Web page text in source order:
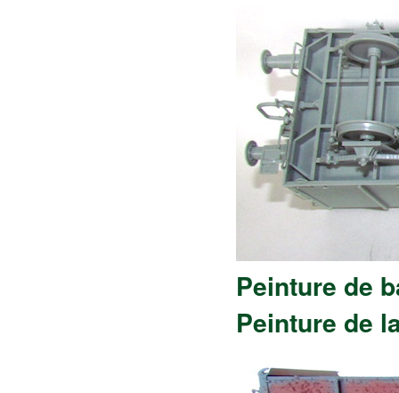
Peinture de
Peinture de